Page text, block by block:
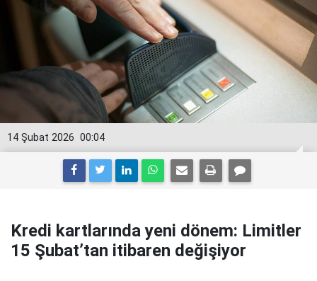
00:04
14 Şubat 2026
Kredi kartlarında yeni dönem: Limitler
15 Şubat’tan itibaren değişiyor